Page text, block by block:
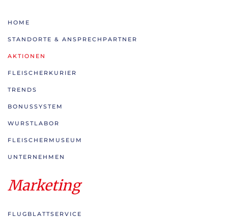
HOME
STANDORTE & ANSPRECHPARTNER
AKTIONEN
FLEISCHERKURIER
TRENDS
BONUSSYSTEM
WURSTLABOR
FLEISCHERMUSEUM
UNTERNEHMEN
Marketing
FLUGBLATTSERVICE